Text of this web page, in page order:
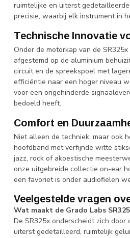
ruimtelijke en uiterst
precisie, waarbij elk instrument in
Technische Innovatie
Onder de motorkap van de
afgestemd op de aluminium
circuit en de spreekspoel met
efficiëntie naar een hoger niveau
voor een ongehinderde
bedoeld heeft.
Comfort en
Niet alleen de techniek, maar ook
hoofdband met verfijnde witte
jazz, rock of akoestische
onze uitgebreide collectie on-ear
een favoriet is onder audiofielen
Veelgestelde vragen
Wat maakt de Grado Labs
De SR325x onderscheidt zich
uiterst gedetailleerd, ruimtelijk